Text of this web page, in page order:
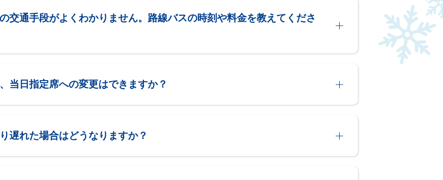
交通手段がよくわかりません。路線バスの時刻や料金を教えてくださ
当日指定席への変更はできますか？
遅れた場合はどうなりますか？